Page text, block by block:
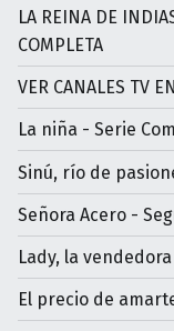
LA REINA DE
COMPLETA
VER CANALES TV
La niña - Serie
Sinú, río de
Señora Acero -
Lady, la
El precio de